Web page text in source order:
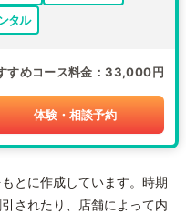
タル
すめコース料金 33,000円
体験・相談予約
とに作成しています。時期
されたり、店舗によって内